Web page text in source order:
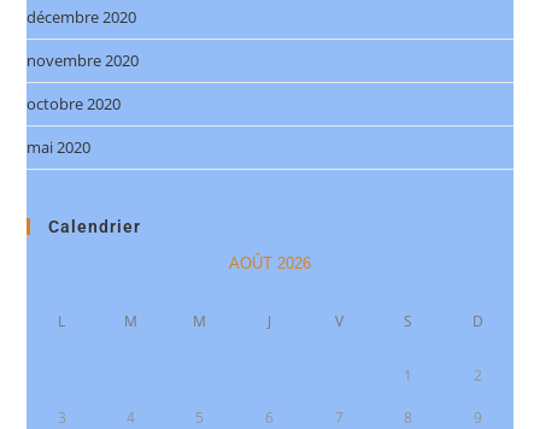
décembre 2020
novembre 2020
octobre 2020
mai 2020
Calendrier
AOÛT 2026
L M M J V S D
1 2
3 4 5 6 7 8 9